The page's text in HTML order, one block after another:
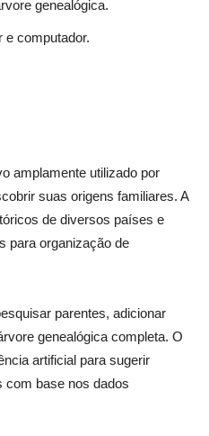
genealógica.
e computador.
amplamente utilizado por
suas origens familiares. A
de diversos países e
para organização de
parentes, adicionar
genealógica completa. O
artificial para sugerir
com base nos dados